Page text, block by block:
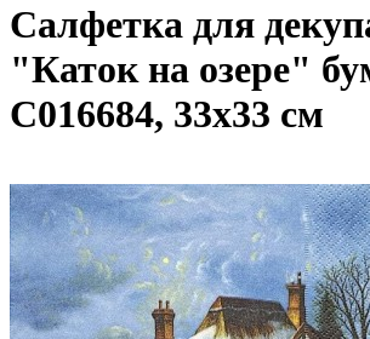
Салфетка для
"Каток на озере"
C016684, 33х33 см